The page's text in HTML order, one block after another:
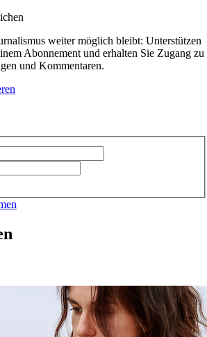
weiter möglich bleibt: Unterstützen
Abonnement und erhalten Sie Zugang zu
und Kommentaren.